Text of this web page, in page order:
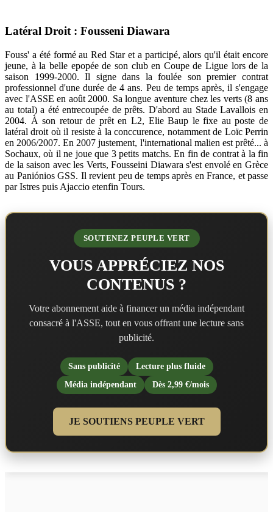
Latéral Droit : Fousseni Diawara
Fouss' a été formé au Red Star et a participé, alors qu'il était encore
jeune, à la belle epopée de son club en Coupe de Ligue lors de la
saison 1999-2000. Il signe dans la foulée son premier contrat
professionnel d'une durée de 4 ans. Peu de temps après, il s'engage
avec l'ASSE en août 2000. Sa longue aventure chez les verts (8 ans
au total) a été entrecoupée de prêts. D'abord au Stade Lavallois en
2004. À son retour de prêt en L2, Elie Baup le fixe au poste de
latéral droit où il resiste à la conccurence, notamment de Loïc Perrin
en 2006/2007. En 2007 justement, l'international malien est prêté... à
Sochaux, où il ne joue que 3 petits matchs. En fin de contrat à la fin
de la saison avec les Verts, Fousseini Diawara s'est envolé en Grèce
au Paniónios GSS. Il revient peu de temps après en France, et passe
par Istres puis Ajaccio etenfin Tours.
SOUTENEZ PEUPLE VERT
VOUS APPRÉCIEZ NOS
CONTENUS ?
Votre abonnement aide à financer un média indépendant
consacré à l'ASSE, tout en vous offrant une lecture sans
publicité.
Sans publicité
Lecture plus fluide
Média indépendant
Dès 2,99 €/mois
JE SOUTIENS PEUPLE VERT